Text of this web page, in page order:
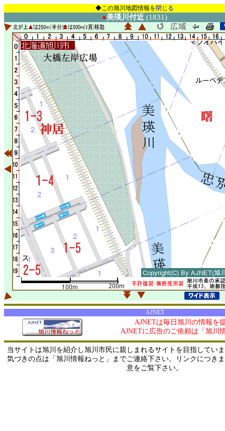
◆この旭川地図情報を閉じる
●美瑛川付近 (1831)
AJNET
AJNETは毎日旭川の情報を
AJNETに広告のご依頼は「旭川
当サイトは旭川を紹介し旭川市民に親しまれるサイトを目指してい
気づきの点は「旭川情報ねっと」までご連絡下さい。リンクにつき
意をご覧下さい。